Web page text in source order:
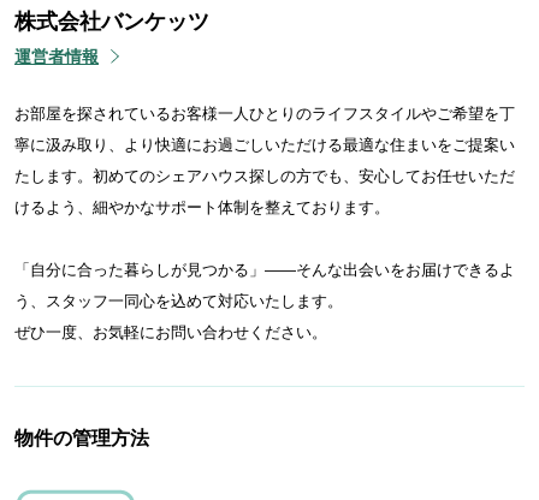
株式会社バンケッツ
運営者情報
お部屋を探されているお客様一人ひとりのライフスタイルやご希望を丁
寧に汲み取り、より快適にお過ごしいただける最適な住まいをご提案い
たします。初めてのシェアハウス探しの方でも、安心してお任せいただ
けるよう、細やかなサポート体制を整えております。
「自分に合った暮らしが見つかる」——そんな出会いをお届けできるよ
う、スタッフ一同心を込めて対応いたします。
ぜひ一度、お気軽にお問い合わせください。
物件の管理方法